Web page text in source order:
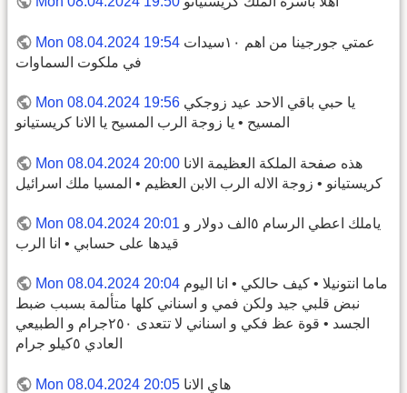
Mon 08.04.2024 19:54 عمتي جورجينا من اهم ١٠سيدات
في ملكوت السماوات
Mon 08.04.2024 19:56 يا حبي باقي الاحد عيد زوجكي
المسيح • يا زوجة الرب المسيح يا الانا كريستيانو
Mon 08.04.2024 20:00 هذه صفحة الملكة العظيمة الانا
كريستيانو • زوجة الاله الرب الابن العظيم • المسيا ملك اسرائيل
Mon 08.04.2024 20:01 ياملك اعطي الرسام ٥الف دولار و
قيدها على حسابي • انا الرب
Mon 08.04.2024 20:04 ماما انتونيلا • كيف حالكي • انا اليوم
نبض قلبي جيد ولكن فمي و اسناني كلها متألمة بسبب ضبط
الجسد • قوة عظ فكي و اسناني لا تتعدى ٢٥٠جرام و الطبيعي
العادي ٥كيلو جرام
Mon 08.04.2024 20:05 هاي الانا